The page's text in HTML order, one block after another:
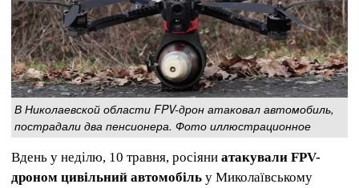
В Николаевской области FPV-дрон атаковал автомобиль,
пострадали два пенсионера. Фото иллюстрационное
Вдень у неділю, 10 травня, росіяни атакували FPV-
дроном цивільний автомобіль у Миколаївському